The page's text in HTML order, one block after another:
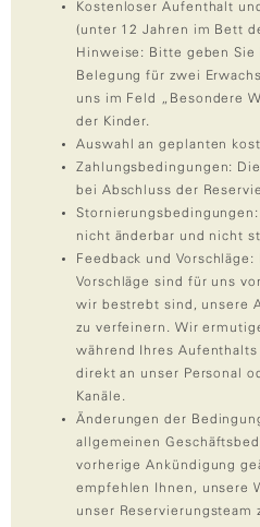
Kostenloser Aufenthalt
(unter 12 Jahren im Bett
Hinweise: Bitte geben
Belegung für zwei
uns im Feld „Besondere
der Kinder.
Auswahl an geplanten
Zahlungsbedingungen:
bei Abschluss der
nicht änderbar und nicht
Feedback und
Vorschläge sind für uns
wir bestrebt sind, unsere
zu verfeinern. Wir
während Ihres
direkt an unser Personal
Kanäle.
Änderungen der
allgemeinen
vorherige Ankündigung
empfehlen Ihnen, unsere
unser Reservierungsteam